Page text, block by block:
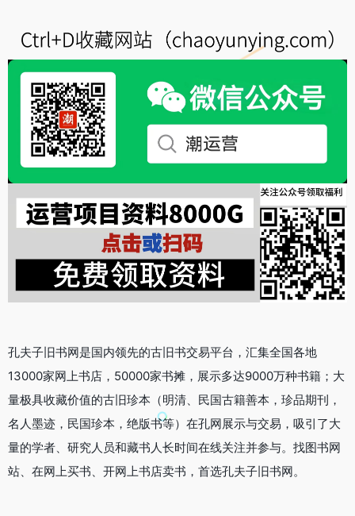
孔夫子旧书网是国内领先的古旧书交易平台，汇集全国各地
13000家网上书店，50000家书摊，展示多达9000万种书籍；大
量极具收藏价值的古旧珍本（明清、民国古籍善本，珍品期刊，
名人墨迹，民国珍本，绝版书等）在孔网展示与交易，吸引了大
量的学者、研究人员和藏书人长时间在线关注并参与。找图书网
站、在网上买书、开网上书店卖书，首选孔夫子旧书网。